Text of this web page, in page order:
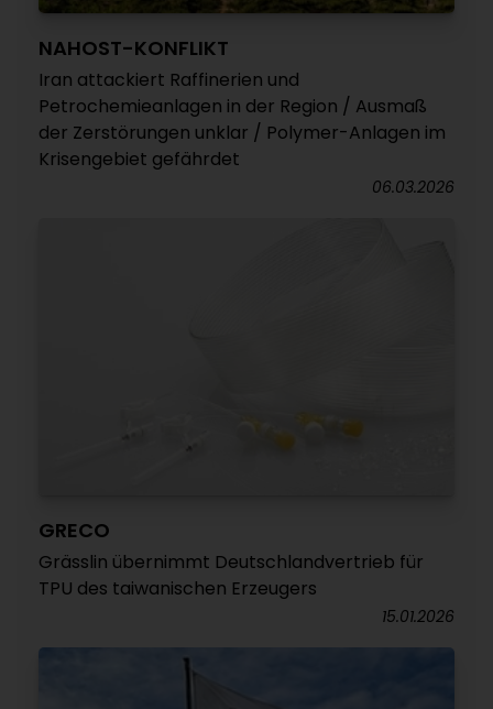
NAHOST-KONFLIKT
Iran attackiert Raffinerien und
Petrochemieanlagen in der Region / Ausmaß
der Zerstörungen unklar / Polymer-Anlagen im
Krisengebiet gefährdet
06.03.2026
GRECO
Grässlin übernimmt Deutschlandvertrieb für
TPU des taiwanischen Erzeugers
15.01.2026